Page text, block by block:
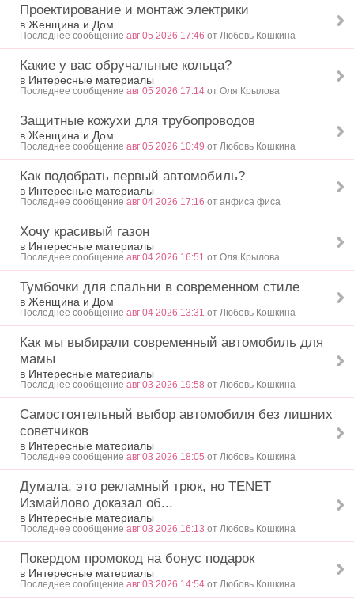
Проектирование и монтаж электрики
в Женщина и Дом
Последнее сообщение авг 05 2026 17:46 от Любовь Кошкина
Какие у вас обручальные кольца?
в Интересные материалы
Последнее сообщение авг 05 2026 17:14 от Оля Крылова
Защитные кожухи для трубопроводов
в Женщина и Дом
Последнее сообщение авг 05 2026 10:49 от Любовь Кошкина
Как подобрать первый автомобиль?
в Интересные материалы
Последнее сообщение авг 04 2026 17:16 от анфиса фиса
Хочу красивый газон
в Интересные материалы
Последнее сообщение авг 04 2026 16:51 от Оля Крылова
Тумбочки для спальни в современном стиле
в Женщина и Дом
Последнее сообщение авг 04 2026 13:31 от Любовь Кошкина
Как мы выбирали современный автомобиль для
мамы
в Интересные материалы
Последнее сообщение авг 03 2026 19:58 от Любовь Кошкина
Самостоятельный выбор автомобиля без лишних
советчиков
в Интересные материалы
Последнее сообщение авг 03 2026 18:05 от Любовь Кошкина
Думала, это рекламный трюк, но TENET
Измайлово доказал об...
в Интересные материалы
Последнее сообщение авг 03 2026 16:13 от Любовь Кошкина
Покердом промокод на бонус подарок
в Интересные материалы
Последнее сообщение авг 03 2026 14:54 от Любовь Кошкина